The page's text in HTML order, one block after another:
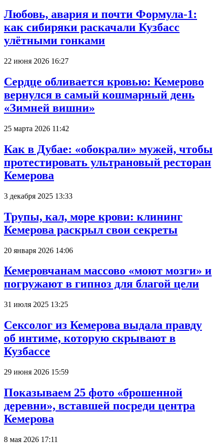
Любовь, авария и почти Формула-1:
как сибиряки раскачали Кузбасс
улётными гонками
22 июня 2026 16:27
Сердце обливается кровью: Кемерово
вернулся в самый кошмарный день
«Зимней вишни»
25 марта 2026 11:42
Как в Дубае: «обокрали» мужей, чтобы
протестировать ультрановый ресторан
Кемерова
3 декабря 2025 13:33
Трупы, кал, море крови: клининг
Кемерова раскрыл свои секреты
20 января 2026 14:06
Кемеровчанам массово «моют мозги» и
погружают в гипноз для благой цели
31 июля 2025 13:25
Сексолог из Кемерова выдала правду
об интиме, которую скрывают в
Кузбассе
29 июня 2026 15:59
Показываем 25 фото «брошенной
деревни», вставшей посреди центра
Кемерова
8 мая 2026 17:11